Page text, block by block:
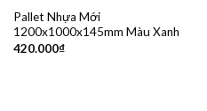
Pallet Nhựa Mới
1200x1000x145mm Màu Xanh
420.000₫